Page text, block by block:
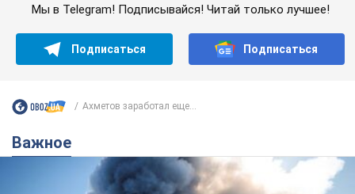
Мы в Telegram! Подписывайся! Читай только лучшее!
Подписаться Подписаться
Ахметов заработал еще...
Важное